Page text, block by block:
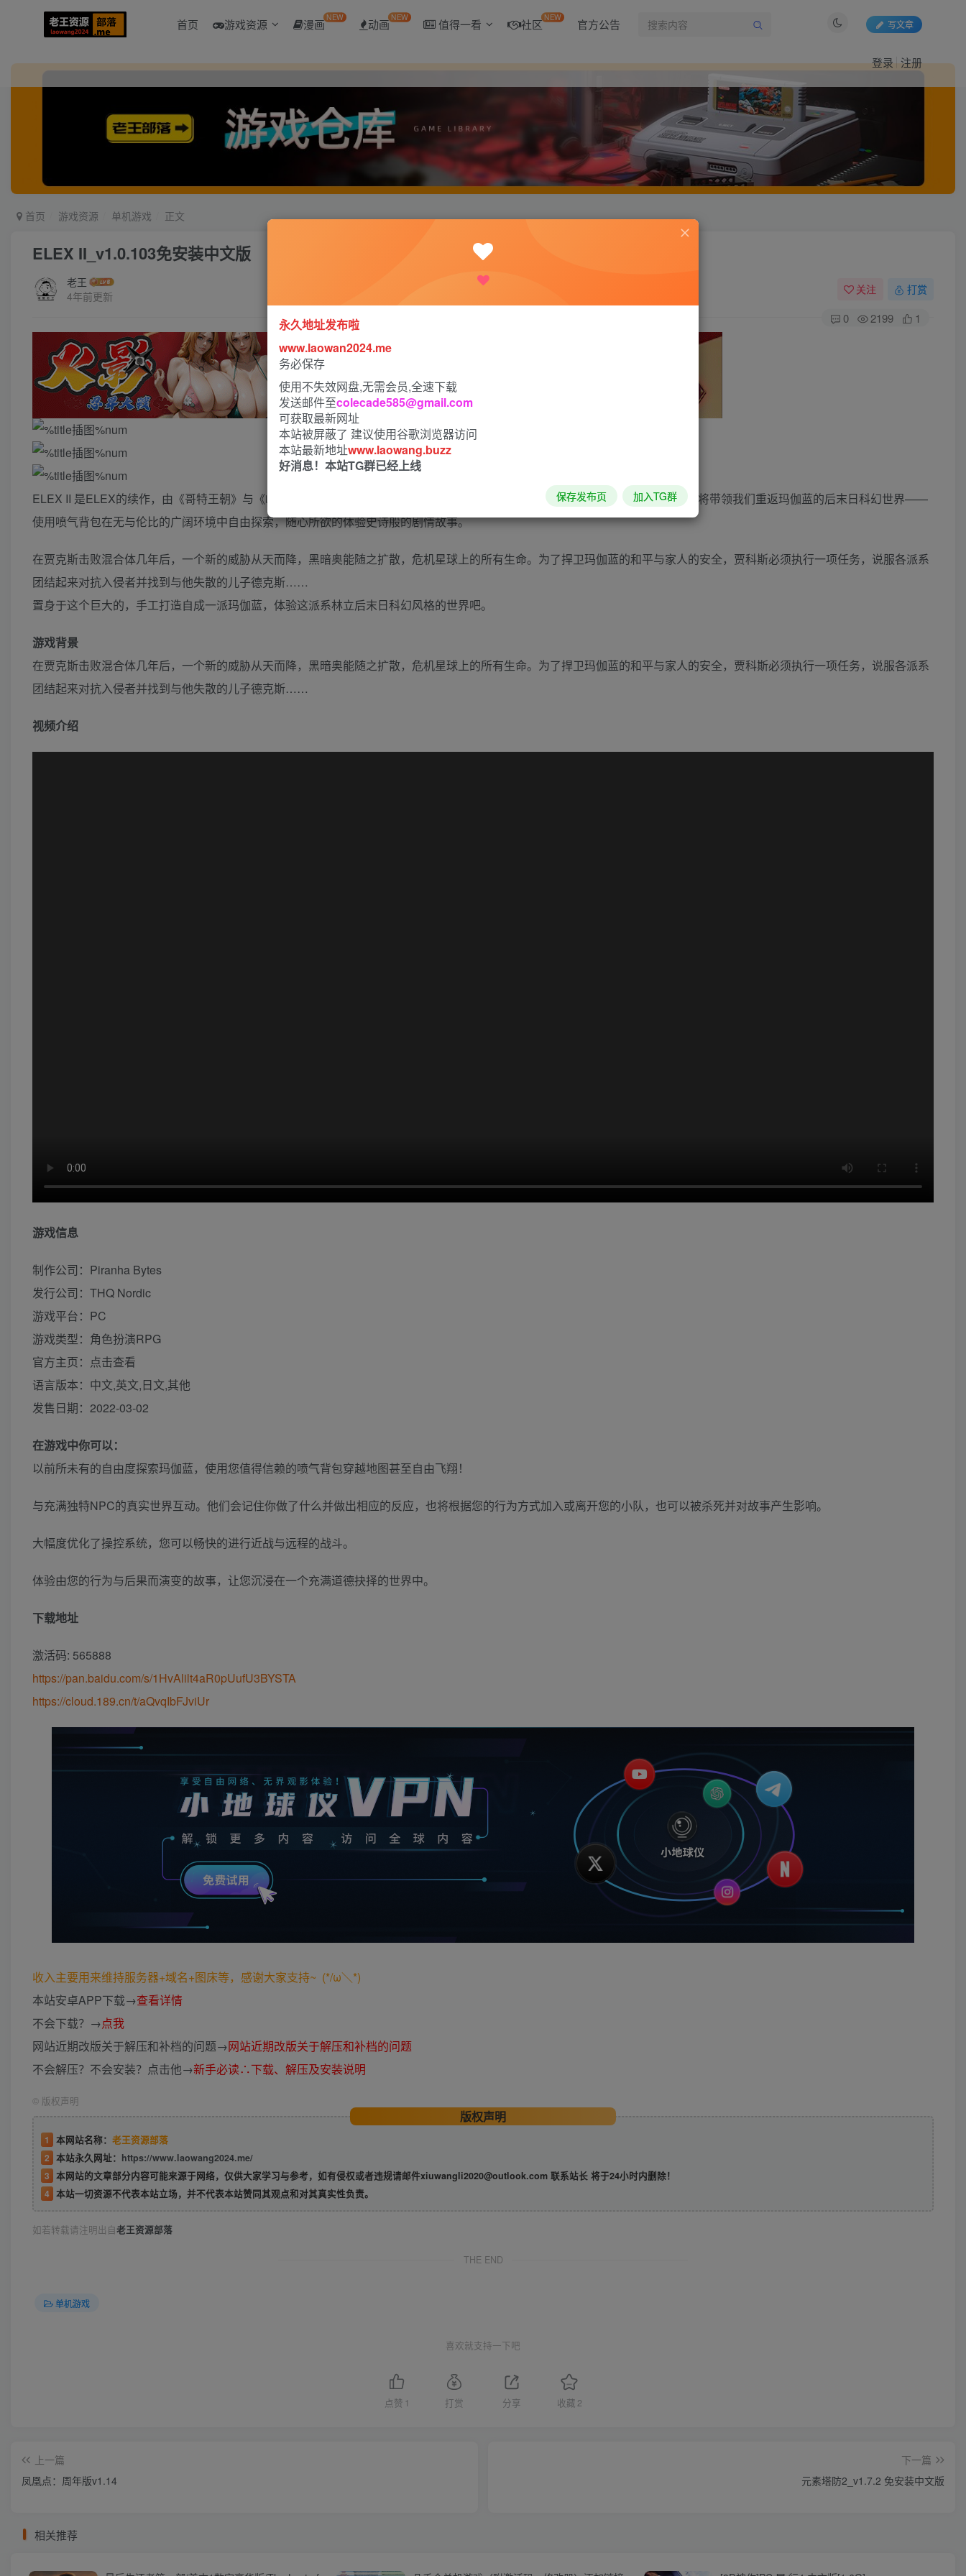
首页 游戏资源 漫画NEW 动画 NEW 值得一看 社区NEW 官方公告 写文章
登录 注册
首页 游戏资源 单机游戏 正文
ELEX II_v1.0.103免安装中文版
老王
4年前更新
关注 打赏
0 2199 1
ELEX II 是ELEX的续作，由《哥特王朝》与《崛起》系列屡获殊荣的制作人Piranha Bytes创作的复古开放式角色扮演游戏。ELEX II将带领我们重返玛伽蓝的后末日科幻世界——
使用喷气背包在无与伦比的广阔环境中自由探索，随心所欲的体验史诗般的剧情故事。
在贾克斯击败混合体几年后，一个新的威胁从天而降，黑暗奥能随之扩散，危机星球上的所有生命。为了捍卫玛伽蓝的和平与家人的安全，贾科斯必须执行一项任务，说服各派系
团结起来对抗入侵者并找到与他失散的儿子德克斯……
置身于这个巨大的，手工打造自成一派玛伽蓝，体验这派系林立后末日科幻风格的世界吧。
游戏背景
在贾克斯击败混合体几年后，一个新的威胁从天而降，黑暗奥能随之扩散，危机星球上的所有生命。为了捍卫玛伽蓝的和平与家人的安全，贾科斯必须执行一项任务，说服各派系
团结起来对抗入侵者并找到与他失散的儿子德克斯……
视频介绍
游戏信息
制作公司：Piranha Bytes
发行公司：THQ Nordic
游戏平台：PC
游戏类型：角色扮演RPG
官方主页：点击查看
语言版本：中文,英文,日文,其他
发售日期：2022-03-02
在游戏中你可以：
以前所未有的自由度探索玛伽蓝，使用您值得信赖的喷气背包穿越地图甚至自由飞翔！
与充满独特NPC的真实世界互动。他们会记住你做了什么并做出相应的反应，也将根据您的行为方式加入或离开您的小队，也可以被杀死并对故事产生影响。
大幅度优化了操控系统，您可以畅快的进行近战与远程的战斗。
体验由您的行为与后果而演变的故事，让您沉浸在一个充满道德抉择的世界中。
下载地址
激活码: 565888
https://pan.baidu.com/s/1HvAlilt4aR0pUufU3BYSTA
https://cloud.189.cn/t/aQvqIbFJviUr
收入主要用来维持服务器+域名+图床等，感谢大家支持~ (*/ω＼*)
本站安卓APP下载→查看详情
不会下载？→点我
网站近期改版关于解压和补档的问题→网站近期改版关于解压和补档的问题
不会解压？不会安装？点击他→新手必读∴下载、解压及安装说明
© 版权声明
版权声明
1 本网站名称： 老王资源部落
2 本站永久网址： https://www.laowang2024.me/
3 本网站的文章部分内容可能来源于网络，仅供大家学习与参考，如有侵权或者违规请邮件xiuwangli2020@outlook.com 联系站长 将于24小时内删除！
4 本站一切资源不代表本站立场，并不代表本站赞同其观点和对其真实性负责。
如若转载请注明出自老王资源部落
THE END
单机游戏
喜欢就支持一下吧
点赞 1 打赏 分享 收藏 2
上一篇
凤凰点：周年版v1.14
下一篇
元素塔防2_v1.7.2 免安装中文版
相关推荐
永久地址发布啦
www.laowan2024.me
务必保存
使用不失效网盘,无需会员,全速下载
发送邮件至colecade585@gmail.com
可获取最新网址
本站被屏蔽了 建议使用谷歌浏览器访问
本站最新地址www.laowang.buzz
好消息！本站TG群已经上线
保存发布页 加入TG群